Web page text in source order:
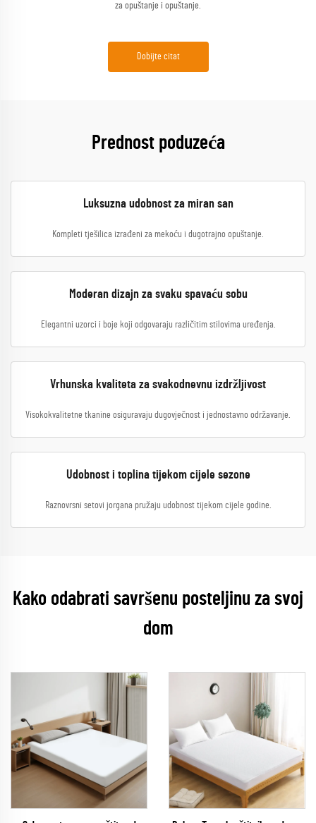
za opuštanje i opuštanje.
Dobijte citat
Prednost poduzeća
Luksuzna udobnost za miran san
Kompleti tješilica izrađeni za mekoću i dugotrajno opuštanje.
Moderan dizajn za svaku spavaću sobu
Elegantni uzorci i boje koji odgovaraju različitim stilovima uređenja.
Vrhunska kvaliteta za svakodnevnu izdržljivost
Visokokvalitetne tkanine osiguravaju dugovječnost i jednostavno održavanje.
Udobnost i toplina tijekom cijele sezone
Raznovrsni setovi jorgana pružaju udobnost tijekom cijele godine.
Kako odabrati savršenu posteljinu za svoj
dom